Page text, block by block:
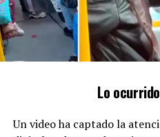
Lo
Un video ha captado la